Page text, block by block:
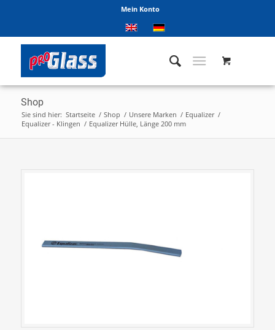
Mein Konto
Shop
Sie sind hier: Startseite / Shop / Unsere Marken / Equalizer /
Equalizer - Klingen / Equalizer Hülle, Länge 200 mm